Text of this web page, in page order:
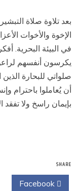
بعد تلاوة صلاة
الإخوة والأخوات
في البيئة البحرية.
يكرسون أنفسهم
صلواتي للبحارة
أن يُعاملوا باحترام
بإيمان راسخ ولا
SHARE